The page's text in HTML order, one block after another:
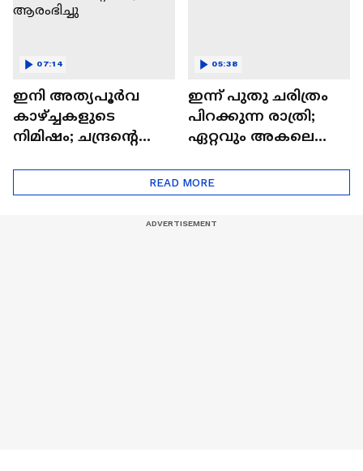
ഇനി അത്യപൂര്‍വ
കാഴ്ച്ചകളുടെ
നിമിഷം; ചന്ദ്രന്റെ
ഒറിയോണിന്റെ യാത്ര
ആരംഭിച്ചു
07:14
ഇന്ന് പുതു ചരിത്രം
പിറക്കുന്ന രാത്രി;
ഏറ്റവും അകലെ
05:38
READ MORE